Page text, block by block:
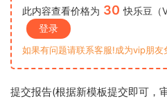
此内容查看价格为 30 快乐豆（
登录
如果有问题请联系客服!成为vip朋友
提交报告(根据新模板提交即可，